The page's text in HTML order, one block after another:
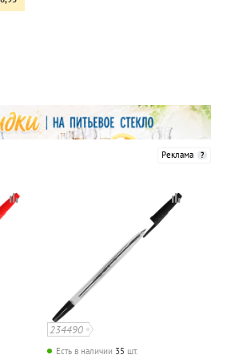
Реклама
234490
Есть в наличии 35 шт.